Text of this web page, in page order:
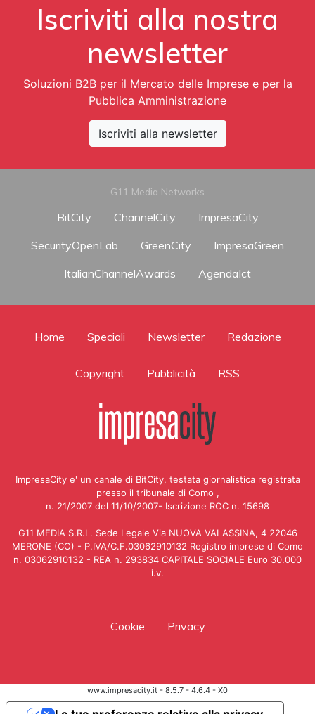
Iscriviti alla nostra
newsletter
Soluzioni B2B per il Mercato delle Imprese e per la
Pubblica Amministrazione
Iscriviti alla newsletter
G11 Media Networks
BitCity ChannelCity
ImpresaCity
SecurityOpenLab
GreenCity
ImpresaGreen
ItalianChannelAwards
AgendaIct
Home Speciali Newsletter Redazione
Copyright Pubblicità RSS
ImpresaCity e' un canale di BitCity, testata giornalistica registrata
presso il tribunale di Como ,
n. 21/2007 del 11/10/2007- Iscrizione ROC n. 15698
G11 MEDIA S.R.L. Sede Legale Via NUOVA VALASSINA, 4 22046
MERONE (CO) - P.IVA/C.F.03062910132 Registro imprese di Como
n. 03062910132 - REA n. 293834 CAPITALE SOCIALE Euro 30.000
i.v.
Cookie Privacy
www.impresacity.it - 8.5.7 - 4.6.4 - X0